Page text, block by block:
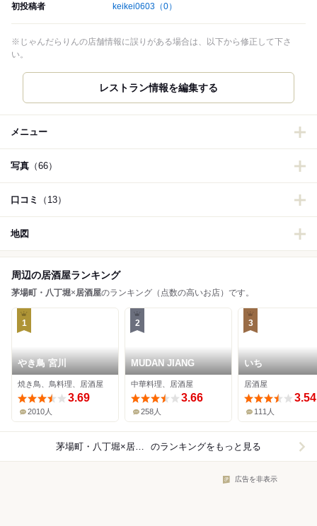
初投稿者 keikei0603 （0）
※じゃんだらりんの店舗情報に誤りがある場合は、以下から修正して下さ
い。
メニュー
写真 （66）
口コミ （13）
地図
周辺の居酒屋ランキング
茅場町・八丁堀×居酒屋のランキング（点数の高いお店）です。
1
やき鳥 宮川
焼き鳥、鳥料理、居酒屋
3.69
2010人
2
MUDAN JIANG
中華料理、居酒屋
3.66
258人
3
いち
居酒屋
3.54
111人
茅場町・八丁堀×居酒屋 のランキングをもっと見る
広告を非表示